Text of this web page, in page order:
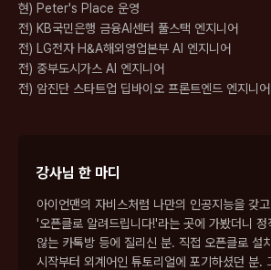
현) Peter's Place 운영
전) KB국민은행 금융AI센터 풀스택 엔지니어
전) LG전자 H&A해외영업본부 AI 엔지니어
전) 중부도시가스 AI 엔지니어
전) 암진단 스타트업 딥바이오 프론트엔드 엔지니어
강사님 한 마디
아이언맨의 자비스처럼 나만의 인공지능을 갖
'오픈클로 알려드립니다!'라는 곳에 가봤더니 정
않는 카톡방 등에 질리신 분. 직접 오픈클로 설
시작부터 외계어인 튜토리얼에 포기하셨던 분.